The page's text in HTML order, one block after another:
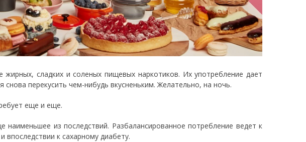
жирных, сладких и соленых пищевых наркотиков. Их употребление дает
перекусить чем-нибудь вкусненьким. Желательно, на ночь.
еще и еще.
из последствий. Разбалансированное потребление ведет к
впоследствии к сахарному диабету.